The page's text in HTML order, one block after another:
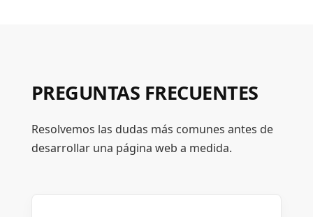
PREGUNTAS FRECUENTES
Resolvemos las dudas más comunes antes de
desarrollar una página web a medida.